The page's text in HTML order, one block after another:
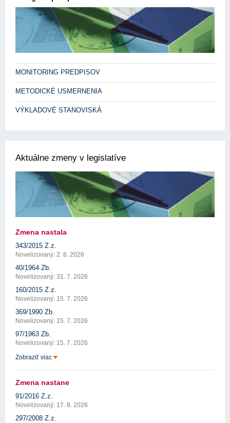
MONITORING PREDPISOV
METODICKÉ USMERNENIA
VÝKLADOVÉ STANOVISKÁ
Aktuálne zmeny v legislatíve
Zmena nastala
343/2015 Z.z.
Novelizovaný: 2. 8. 2026
40/1964 Zb.
Novelizovaný: 31. 7. 2026
160/2015 Z.z.
Novelizovaný: 15. 7. 2026
369/1990 Zb.
Novelizovaný: 15. 7. 2026
97/1963 Zb.
Novelizovaný: 15. 7. 2026
Zobraziť viac
Zmena nastane
91/2016 Z.z.
Novelizovaný: 17. 8. 2026
297/2008 Z.z.